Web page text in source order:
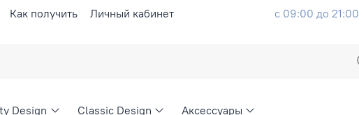
Как получить Личный кабинет с 09:00 до 21:00
Design Classic Design Аксессуары